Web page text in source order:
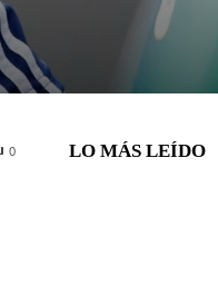
0 LO MÁS LEÍDO